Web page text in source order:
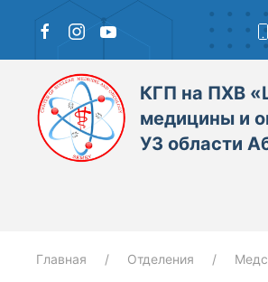
КГП на ПХВ
медицины и
УЗ области
Главная Отделения